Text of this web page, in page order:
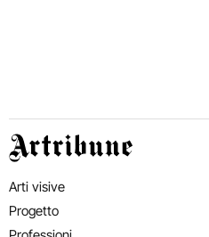
Artribune
Arti visive
Progetto